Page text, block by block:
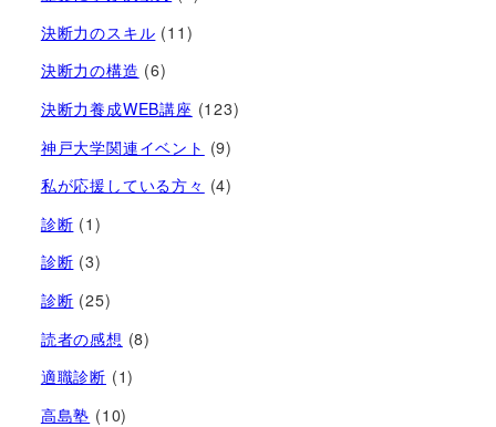
決断力のスキル (11)
決断力の構造 (6)
決断力養成WEB講座 (123)
神戸大学関連イベント (9)
私が応援している方々 (4)
診断 (1)
診断 (3)
診断 (25)
読者の感想 (8)
適職診断 (1)
高島塾 (10)